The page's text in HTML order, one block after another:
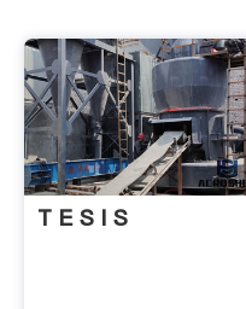
T E S I S